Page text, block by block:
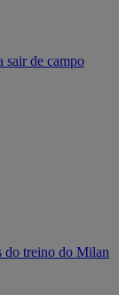
sair de campo
do treino do Milan